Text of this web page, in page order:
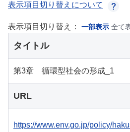
表示項目切り替えについて
表示項目切り替え： 一部表示 全て
タイトル
第3章 循環型社会の形成_1
URL
https://www.env.go.jp/policy/